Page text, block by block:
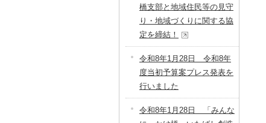
橋支部と地域住民等の見守
り・地域づくりに関する協
定を締結！
令和8年1月28日 令和8年
度当初予算案プレス発表を
行いました
令和8年1月28日 「みんな